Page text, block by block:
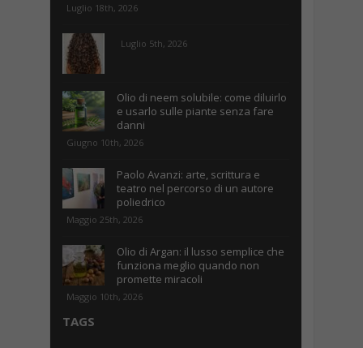
Luglio 18th, 2026
Luglio 5th, 2026
Olio di neem solubile: come diluirlo
e usarlo sulle piante senza fare
danni
Giugno 10th, 2026
Paolo Avanzi: arte, scrittura e
teatro nel percorso di un autore
poliedrico
Maggio 25th, 2026
Olio di Argan: il lusso semplice che
funziona meglio quando non
promette miracoli
Maggio 10th, 2026
TAGS